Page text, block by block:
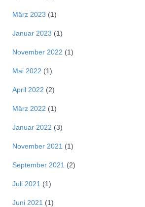
März 2023 (1)
Januar 2023 (1)
November 2022 (1)
Mai 2022 (1)
April 2022 (2)
März 2022 (1)
Januar 2022 (3)
November 2021 (1)
September 2021 (2)
Juli 2021 (1)
Juni 2021 (1)